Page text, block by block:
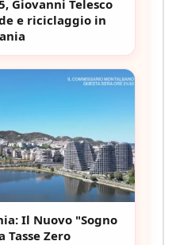
Giovanni Telesco
e riciclaggio in
Il Nuovo "Sogno
Tasse Zero